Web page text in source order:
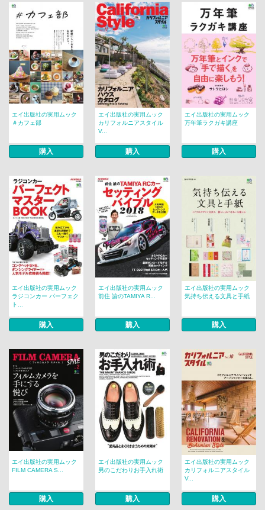
エイ出版社の実用ムック
＃カフェ部
購入
エイ出版社の実用ムック
カリフォルニアスタイル
V...
購入
エイ出版社の実用ムック
万年筆ラクガキ講座
購入
エイ出版社の実用ムック
ラジコンカー パーフェク
ト...
購入
エイ出版社の実用ムック
前住 諭のTAMIYA R...
購入
エイ出版社の実用ムック
気持ち伝える文具と手紙
購入
エイ出版社の実用ムック
FILM CAMERA S...
購入
エイ出版社の実用ムック
男のこだわりお手入れ術
購入
エイ出版社の実用ムック
カリフォルニアスタイル
V...
購入